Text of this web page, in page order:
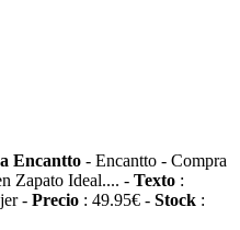
Encantto - Encantto - Compra
Zapato Ideal.... - Texto :
- Precio : 49.95€ - Stock :